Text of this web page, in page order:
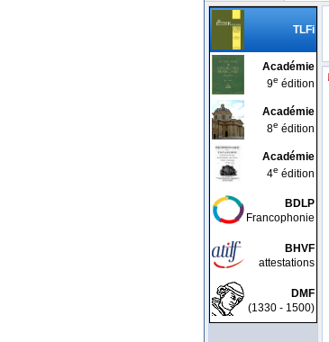
TLFi
Académie
9e édition
Académie
8e édition
Académie
4e édition
BDLP
Francophonie
BHVF
attestations
DMF
(1330 - 1500)